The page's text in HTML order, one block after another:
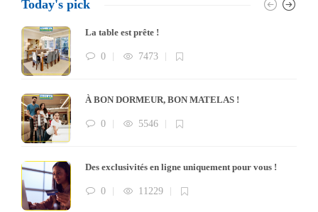
Today's pick
La table est prête !
0 7473
À BON DORMEUR, BON MATELAS !
0 5546
Des exclusivités en ligne uniquement pour vous !
0 11229